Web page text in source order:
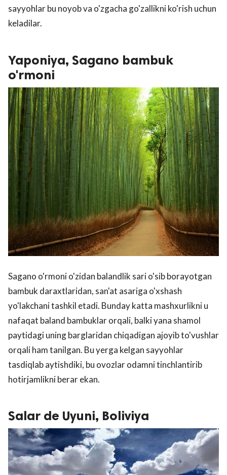
sayyohlar bu noyob va o'zgacha go'zallikni ko'rish uchun
keladilar.
Yaponiya, Sagano bambuk
o'rmoni
Sagano o'rmoni o'zidan balandlik sari o'sib borayotgan
bambuk daraxtlaridan, san'at asariga o'xshash
yo'lakchani tashkil etadi. Bunday katta mashxurlikni u
nafaqat baland bambuklar orqali, balki yana shamol
paytidagi uning barglaridan chiqadigan ajoyib to'vushlar
orqali ham tanilgan. Bu yerga kelgan sayyohlar
tasdiqlab aytishdiki, bu ovozlar odamni tinchlantirib
hotirjamlikni berar ekan.
Salar de Uyuni, Boliviya